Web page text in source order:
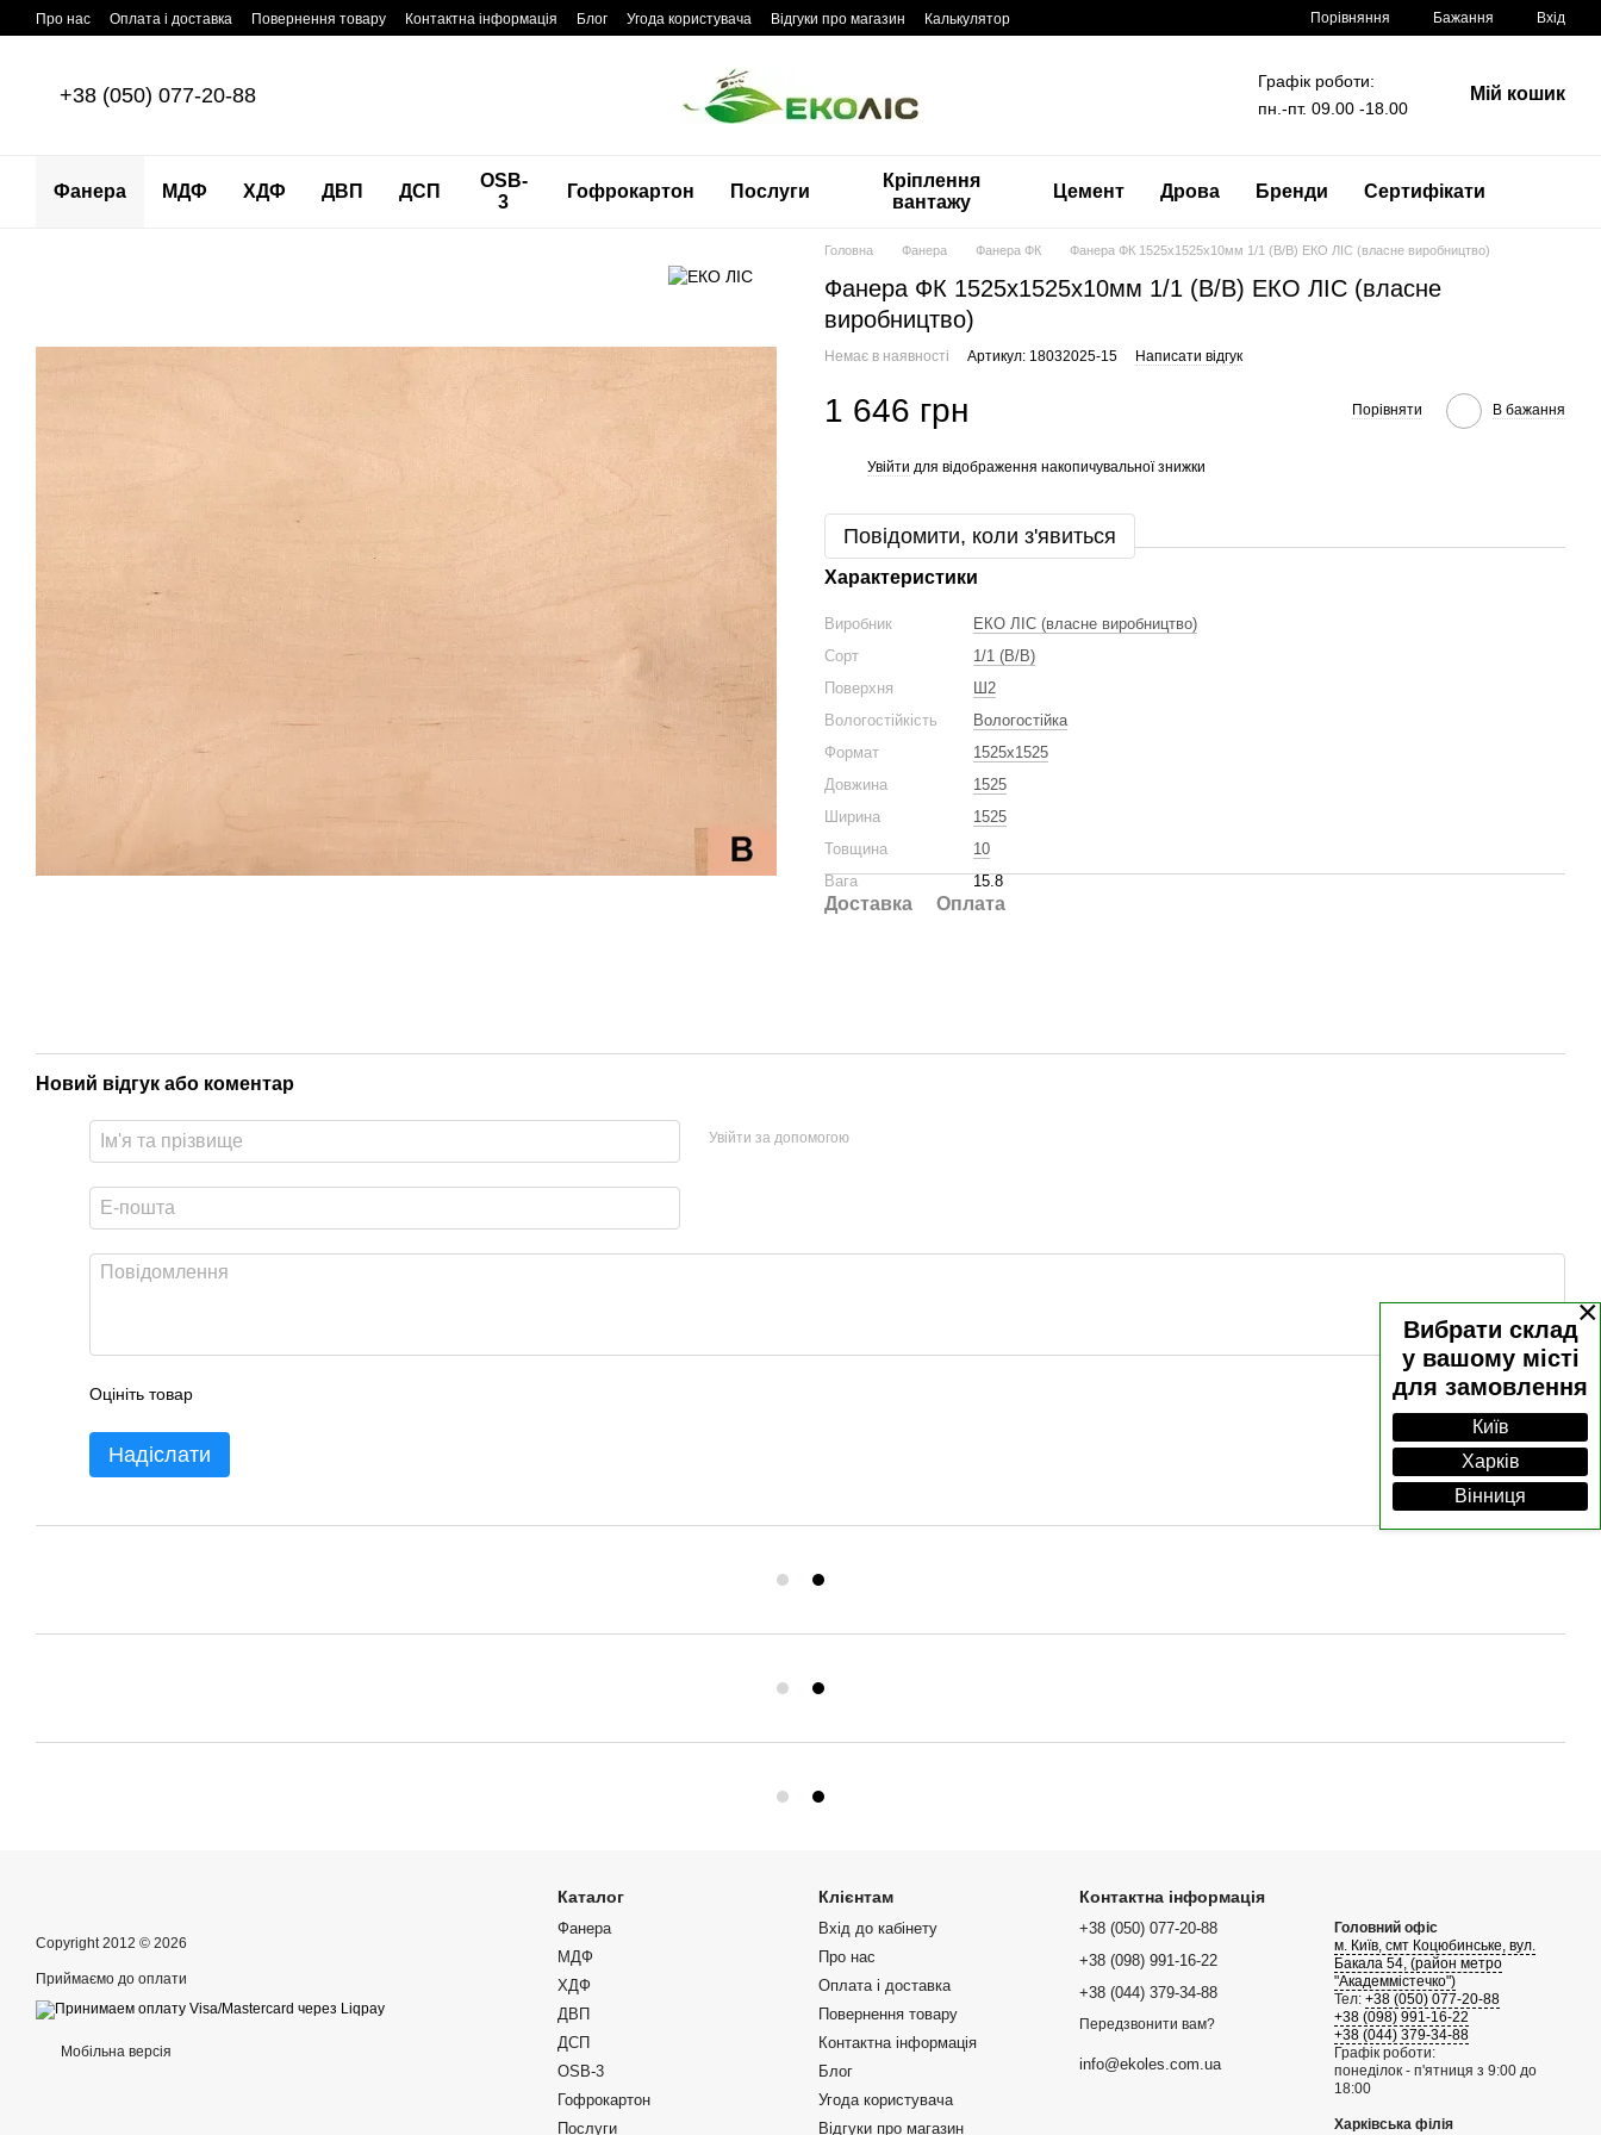
Перейти до основного контенту
×
Вибрати склад
у вашому місті
для замовлення
Київ
Харків
Вінниця
Про нас Оплата і доставка Повернення товару Контактна інформація Блог Угода користувача Відгуки про магазин Калькулятор Порівняння Бажання Вхід
+38 (050) 077-20-88
Графік роботи:
пн.-пт. 09.00 -18.00
Мій кошик
Фанера МДФ ХДФ ДВП ДСП
OSB-
3
Гофрокартон Послуги
Кріплення
вантажу
Цемент Дрова Бренди Сертифікати
Головна Фанера Фанера ФК Фанера ФК 1525х1525x10мм 1/1 (B/B) ЕКО ЛІС (власне виробництво)
Фанера ФК 1525х1525x10мм 1/1 (B/B) ЕКО ЛІС (власне
виробництво)
Немає в наявності Артикул: 18032025-15 Написати відгук
1 646 грн Порівняти В бажання
Увійти для відображення накопичувальної знижки
Повідомити, коли з'явиться
Характеристики
Виробник
ЕКО ЛІС (власне виробництво)
Сорт
1/1 (B/B)
Поверхня
Ш2
Вологостійкість
Вологостійка
Формат
1525x1525
Довжина
1525
Ширина
1525
Товщина
10
Вага
15.8
Доставка Оплата
Новий відгук або коментар
Увійти за допомогою
Оцініть товар
Надіслати
Copyright 2012 © 2026
Приймаємо до оплати
Мобільна версія
Каталог
Фанера
МДФ
ХДФ
ДВП
ДСП
OSB-3
Гофрокартон
Послуги
Клієнтам
Вхід до кабінету
Про нас
Оплата і доставка
Повернення товару
Контактна інформація
Блог
Угода користувача
Відгуки про магазин
Контактна інформація
+38 (050) 077-20-88
+38 (098) 991-16-22
+38 (044) 379-34-88
Передзвонити вам?
info@ekoles.com.ua
Головний офіс
м. Київ, смт Коцюбинське, вул.
Бакала 54, (район метро
"Академмістечко")
Тел: +38 (050) 077-20-88
+38 (098) 991-16-22
+38 (044) 379-34-88
Графік роботи:
понеділок - п'ятниця з 9:00 до
18:00
Харківська філія